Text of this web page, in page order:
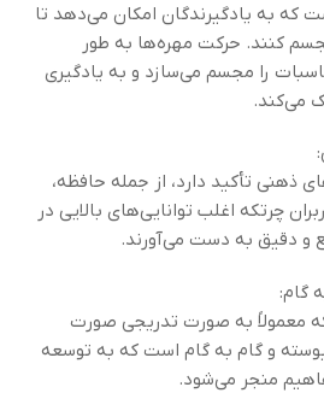
که به یادگیرندگان امکان می‌دهد تا
کنند. حرکت مهره‌ها به طور
را مجسم می‌سازد و به یادگیری
می‌کند.
ذهنی تأکید دارد، از جمله حافظه،
چرتکه اغلب توانایی‌های بالایی در
و دقیق به دست می‌آورند.
معمولاً به صورت تدریجی صورت
و گام به گام است که به توسعه
منجر می‌شود.